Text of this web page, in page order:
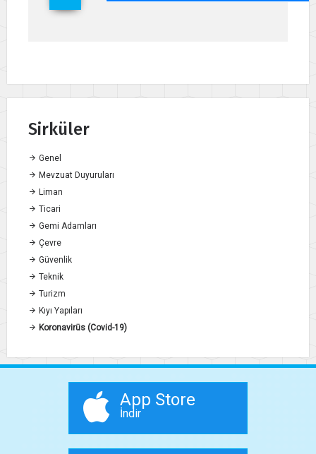
Sirküler
Genel
Mevzuat Duyuruları
Liman
Ticari
Gemi Adamları
Çevre
Güvenlik
Teknik
Turizm
Kıyı Yapıları
Koronavirüs (Covid-19)
App Store
İndir